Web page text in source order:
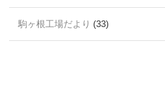
駒ヶ根工場だより (33)